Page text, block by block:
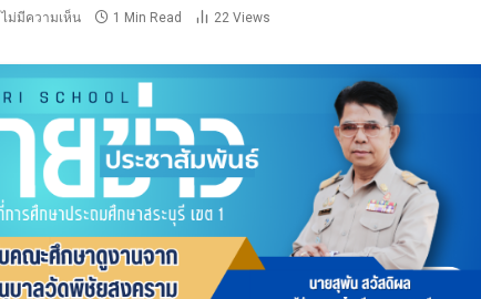
ไม่มีความเห็น 1 Min Read 22 Views